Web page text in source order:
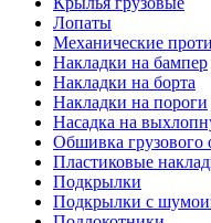
Лопаты
Механические
Накладки на бампер
Накладки на борта
Накладки на пороги
Насадка на
Обшивка грузового
Пластиковые
Подкрылки
Подкрылки с